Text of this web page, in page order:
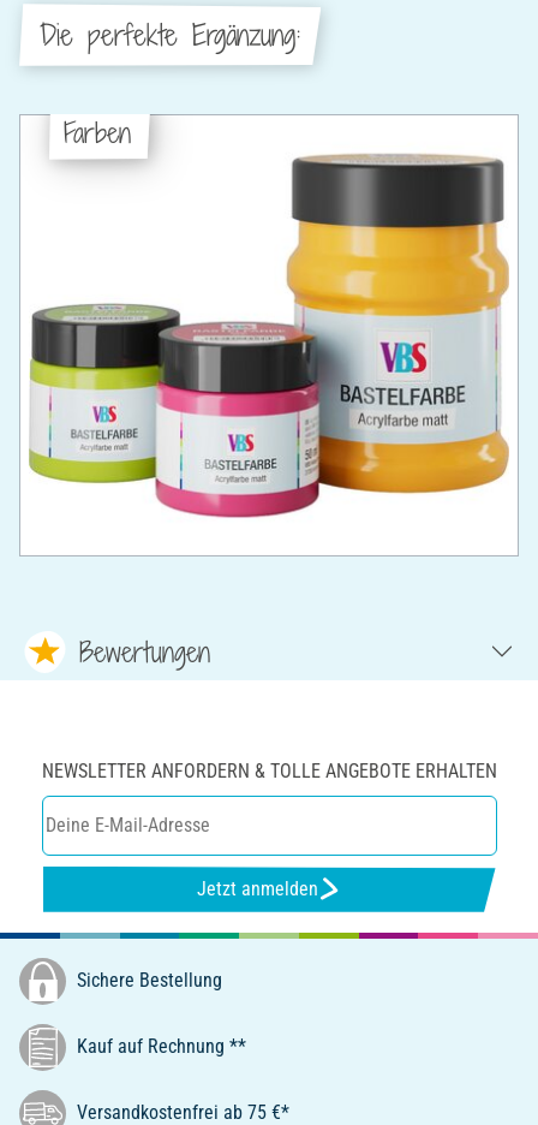
Die perfekte Ergänzung:
Farben
Bewertungen
NEWSLETTER ANFORDERN & TOLLE ANGEBOTE ERHALTEN
Jetzt anmelden
Sichere Bestellung
Kauf auf Rechnung **
Versandkostenfrei ab 75 €*